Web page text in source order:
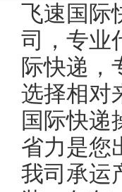
飞速国际
司，专业
际快递，
选择相对
国际快递
省力是您
我司承运